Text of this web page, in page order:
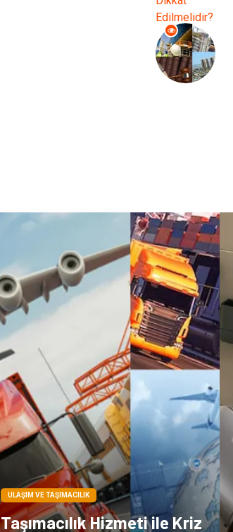
Endüstriyel
Ürünler
Markalar
Dernekler ve
Birlikler
Moda
Alüminyum
ULAŞIM VE TAŞIMACILIK
Taşımacılık Hizmeti ile Kriz